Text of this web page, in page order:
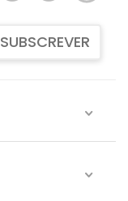
SUBSCREVER